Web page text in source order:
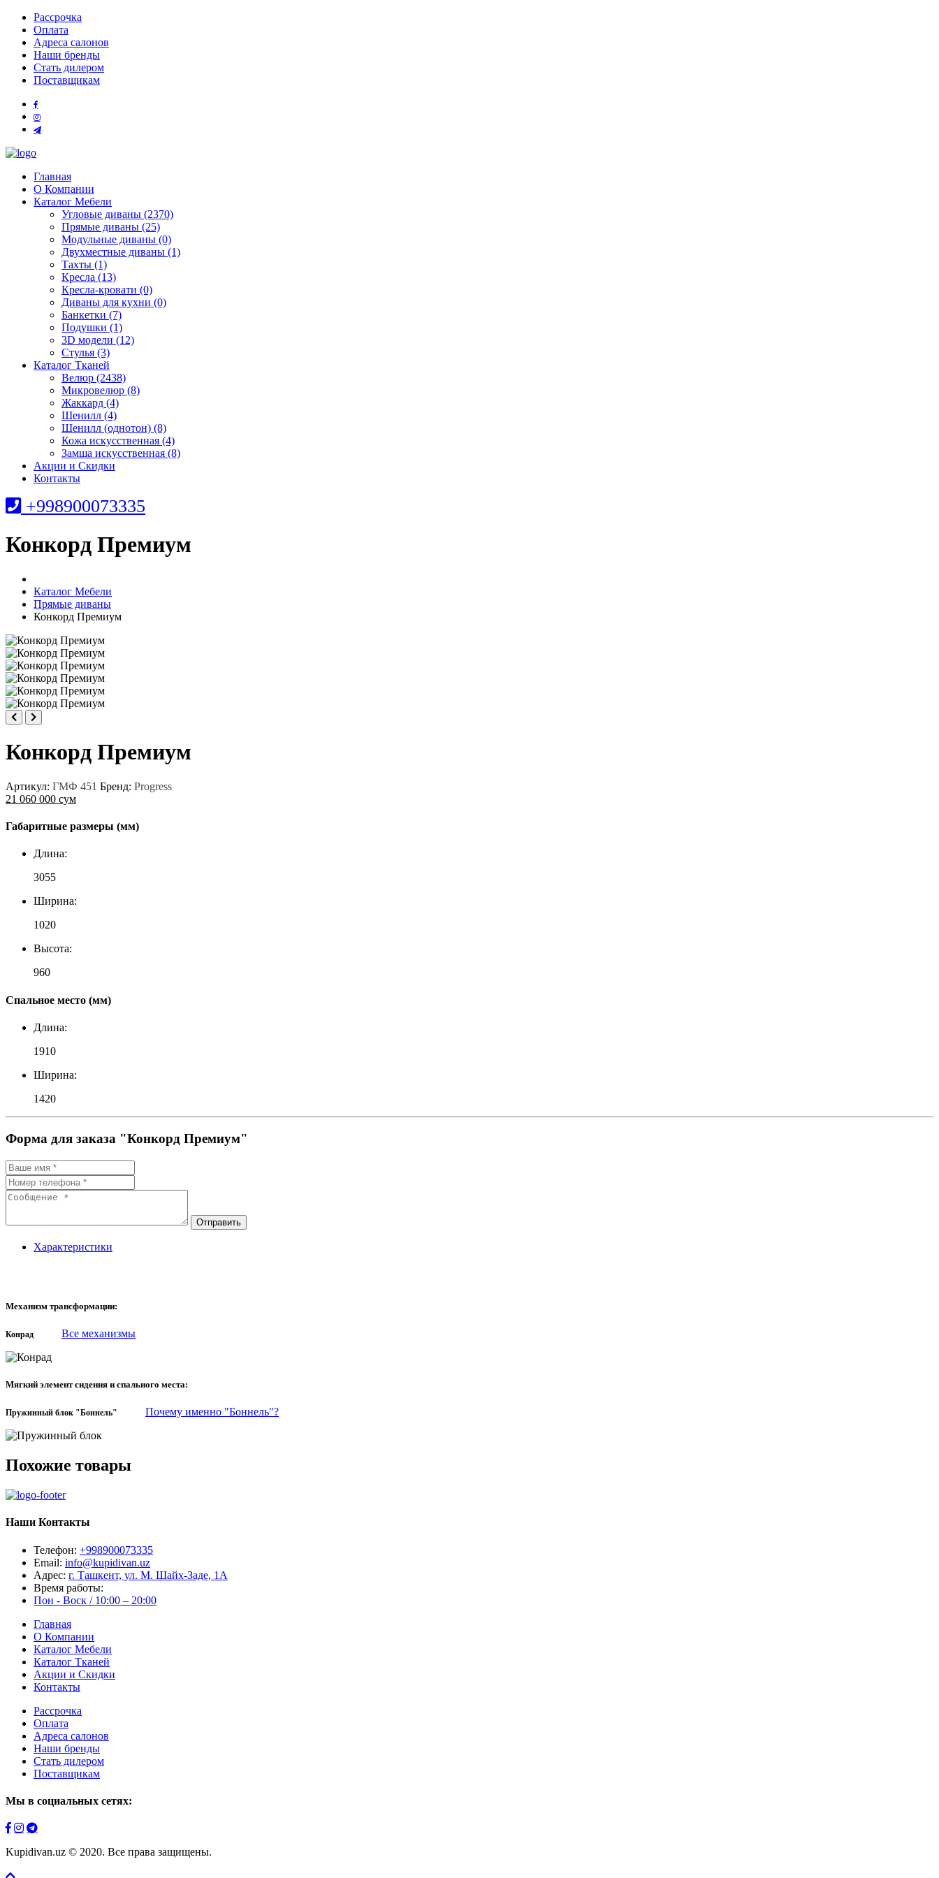
Рассрочка
Оплата
Адреса салонов
Наши бренды
Стать дилером
Поставщикам
Главная
О Компании
Каталог Мебели
Угловые диваны (2370)
Прямые диваны (25)
Модульные диваны (0)
Двухместные диваны (1)
Тахты (1)
Кресла (13)
Кресла-кровати (0)
Диваны для кухни (0)
Банкетки (7)
Подушки (1)
3D модели (12)
Стулья (3)
Каталог Тканей
Велюр (2438)
Микровелюр (8)
Жаккард (4)
Шенилл (4)
Шенилл (однотон) (8)
Кожа искусственная (4)
Замша искусственная (8)
Акции и Скидки
Контакты
+998900073335
Конкорд Премиум
Каталог Мебели
Прямые диваны
Конкорд Премиум
Конкорд Премиум
Артикул: ГМФ 451 Бренд: Progress
21 060 000 сум
Габаритные размеры (мм)
Длина:
3055
Ширина:
1020
Высота:
960
Спальное место (мм)
Длина:
1910
Ширина:
1420
Форма для заказа "Конкорд Премиум"
Отправить
Характеристики
Механизм трансформации:
Конрад Все механизмы
Мягкий элемент сидения и спального места:
Пружинный блок "Боннель" Почему именно "Боннель"?
Похожие товары
Наши Контакты
Телефон: +998900073335
Email: info@kupidivan.uz
Адрес: г. Ташкент, ул. М. Шайх-Заде, 1А
Время работы:
Пон - Воск / 10:00 – 20:00
Главная
О Компании
Каталог Мебели
Каталог Тканей
Акции и Скидки
Контакты
Рассрочка
Оплата
Адреса салонов
Наши бренды
Стать дилером
Поставщикам
Мы в социальных сетях:
Kupidivan.uz © 2020. Все права защищены.